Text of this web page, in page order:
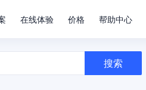
在线体验 价格 帮助中心
搜索